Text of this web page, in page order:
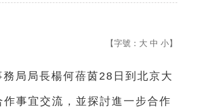
【字號： 大 中 小】
局局長楊何蓓茵28日到北京大
事宜交流，並探討進一步合作